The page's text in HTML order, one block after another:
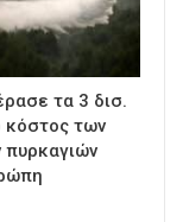
τα 3 δισ.
κόστος των
πυρκαγιών